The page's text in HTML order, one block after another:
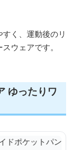
く、運動後のリ
ウェアです。
ゆったりワ